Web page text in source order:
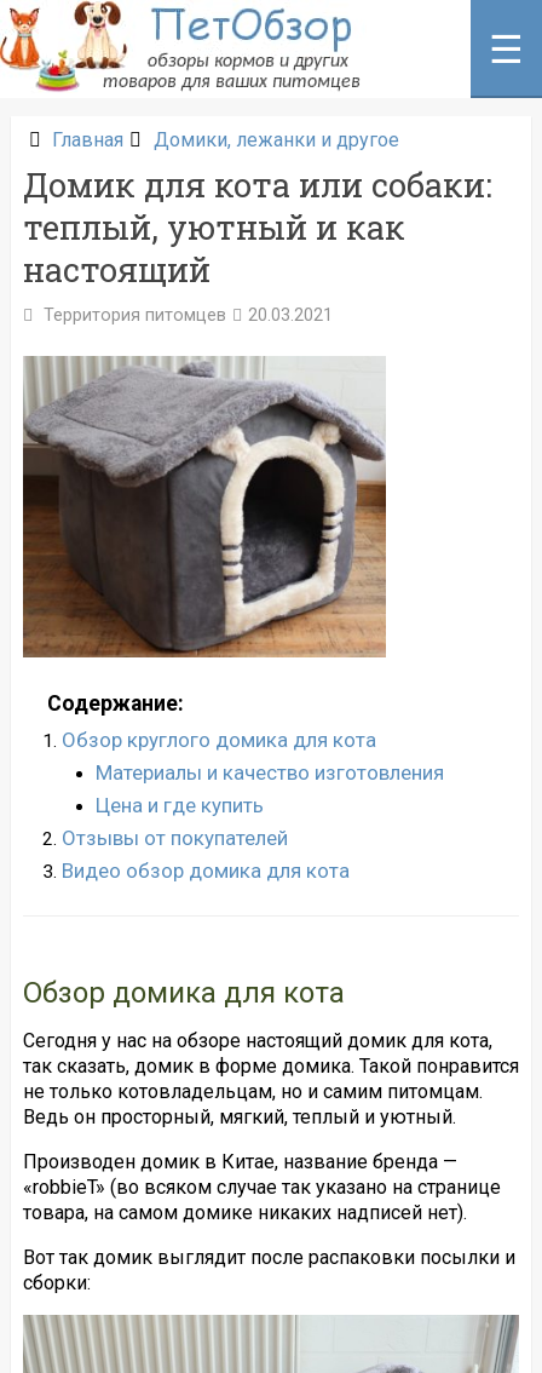
Перейти
к
содержанию
☰
Главная Домики, лежанки и другое
Домик для кота или собаки:
теплый, уютный и как
настоящий
Территория питомцев 20.03.2021
Содержание:
Обзор круглого домика для кота
Материалы и качество изготовления
Цена и где купить
Отзывы от покупателей
Видео обзор домика для кота
Обзор домика для кота
Сегодня у нас на обзоре настоящий домик для кота,
так сказать, домик в форме домика. Такой понравится
не только котовладельцам, но и самим питомцам.
Ведь он просторный, мягкий, теплый и уютный.
Производен домик в Китае, название бренда —
«robbieT» (во всяком случае так указано на странице
товара, на самом домике никаких надписей нет).
Вот так домик выглядит после распаковки посылки и
сборки: